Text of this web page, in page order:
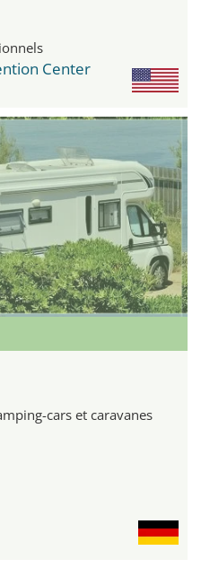
Center
cars et caravanes